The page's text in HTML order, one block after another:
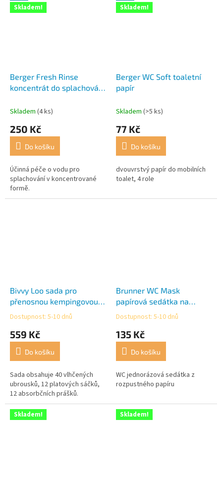
Skladem!
Berger Fresh Rinse
koncentrát do splachování
Skladem (4 ks)
250 Kč
Do košíku
Účinná péče o vodu pro
splachování v koncentrované
formě.
Skladem!
Berger WC Soft toaletní
papír
Skladem (>5 ks)
77 Kč
Do košíku
dvouvrstvý papír do mobilních
toalet, 4 role
Bivvy Loo sada pro
přenosnou kempingovou
toaletu
Průměrné
produktu
4,0
5
hvězdiček.
Dostupnost: 5-10 dnů
559 Kč
Do košíku
Sada obsahuje 40 vlhčených
ubrousků, 12 platových sáčků,
12 absorbčních prášků.
Brunner WC Mask
papírová sedátka na
kempingové toalety 20
Průměrné
produktu
5,0
5
hvězdiček.
Dostupnost: 5-10 dnů
135 Kč
Do košíku
WC jednorázová sedátka z
rozpustného papíru
Skladem! Skladem!